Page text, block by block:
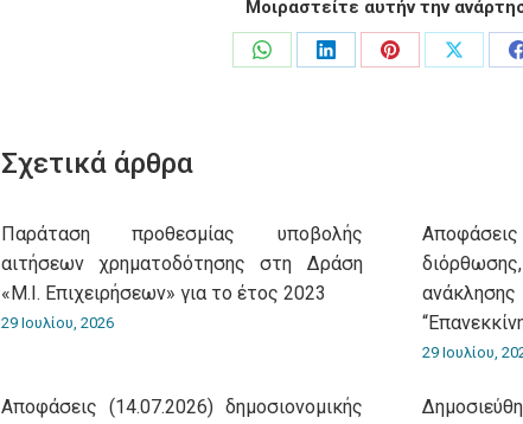
Μοιραστείτε αυτήν την
Share
Share
Share
Share
Σχετικά άρθρα
Παράταση προθεσμίας υποβολής
αιτήσεων χρηματοδότησης στη Δράση
«Μ.Ι. Επιχειρήσεων» για το έτος 2023
29 Ιουλίου, 2026
Αποφάσεις
29 Ιουλίου,
Αποφάσεις (14.07.2026) δημοσιονομικής